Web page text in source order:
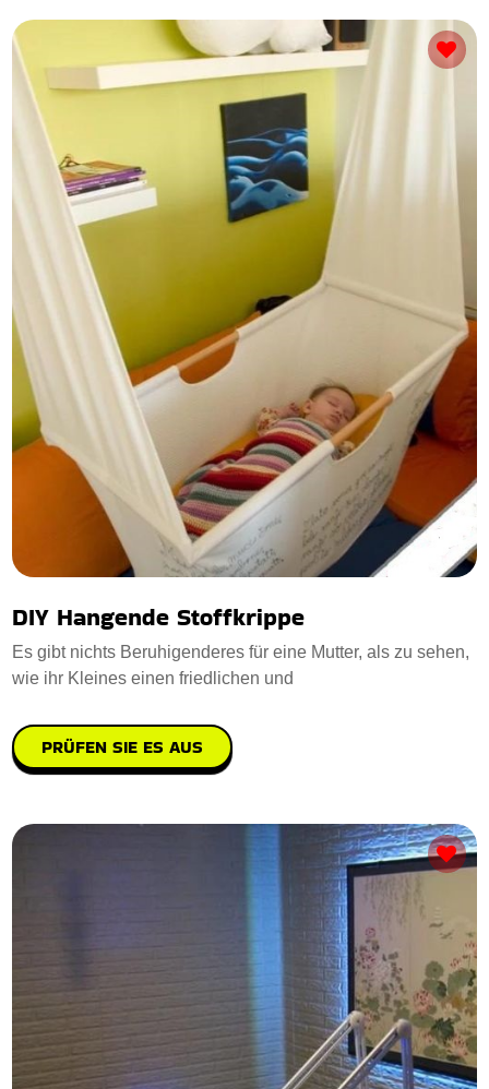
DIY Hangende Stoffkrippe
Es gibt nichts Beruhigenderes für eine Mutter, als zu sehen,
wie ihr Kleines einen friedlichen und
PRÜFEN SIE ES AUS